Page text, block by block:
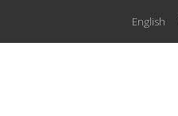
English